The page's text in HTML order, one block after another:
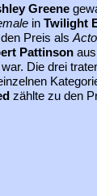
Greene
in Twilight
Preis als
Pattinson
Die drei
zählte zu den